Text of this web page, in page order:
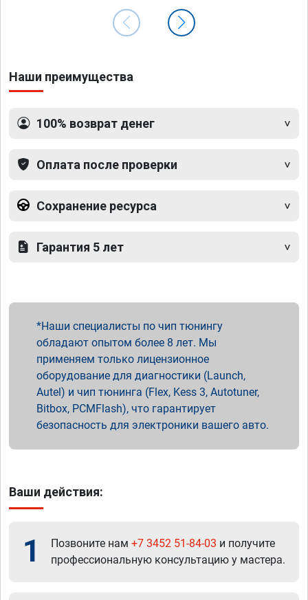
Наши преимущества
100% возврат денег
Оплата после проверки
Сохранение ресурса
Гарантия 5 лет
Наши специалисты по чип тюнингу
обладают опытом более 8 лет. Мы
применяем только лицензионное
оборудование для диагностики (Launch,
Autel) и чип тюнинга (Flex, Kess 3, Autotuner,
Bitbox, PCMFlash), что гарантирует
безопасность для электроники вашего авто.
Ваши действия:
1 Позвоните нам +7 3452 51-84-03 и получите
профессиональную консультацию у мастера.